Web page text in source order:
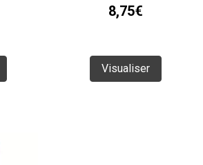
8,75€
Visualiser